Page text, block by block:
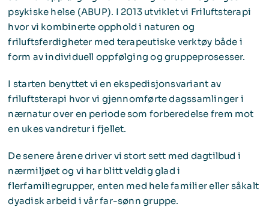
psykiske helse (ABUP). I 2013 utviklet vi Friluftsterapi
hvor vi kombinerte opphold i naturen og
friluftsferdigheter med terapeutiske verktøy både i
form av individuell oppfølging og gruppeprosesser.
I starten benyttet vi en ekspedisjonsvariant av
friluftsterapi hvor vi gjennomførte dagssamlinger i
nærnatur over en periode som forberedelse frem mot
en ukes vandretur i fjellet.
De senere årene driver vi stort sett med dagtilbud i
nærmiljøet og vi har blitt veldig glad i
flerfamiliegrupper, enten med hele familier eller såkalt
dyadisk arbeid i vår far-sønn gruppe.